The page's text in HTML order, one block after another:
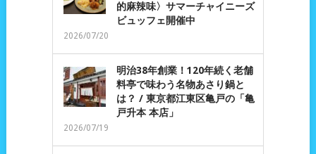
的麻辣味〉サマーチャイニーズ
ビュッフェ開催中
2026/07/20
明治38年創業！120年続く老舗
料亭で味わう名物あさり鍋と
は？ / 東京都江東区亀戸の「亀
戸升本 本店」
2026/07/19